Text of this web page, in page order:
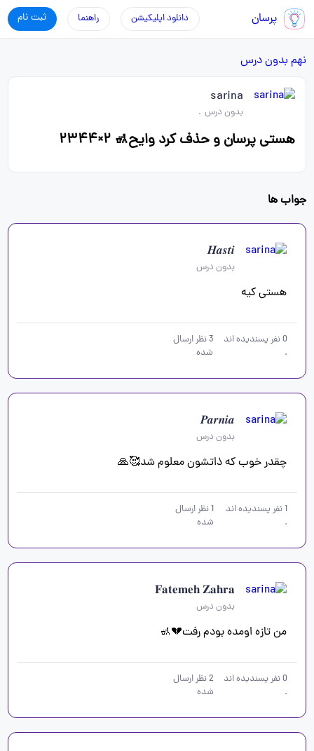
پرسان ثبت نام راهنما دانلود اپلیکیشن
نهم بدون درس
sarina
بدون درس .
هستی پرسان و حذف کرد وایح🚮 ۲×۲۳۴۴
جواب ها
𝑯𝒂𝒔𝒕𝒊
بدون درس
هستی کیه
0نفر پسندیده اند
.
3نظر ارسال
شده
𝑷𝒂𝒓𝒏𝒊𝒂
بدون درس
چقدر خوب که ذاتشون معلوم شد🥰🙏
1نفر پسندیده اند
.
1نظر ارسال
شده
𝐅𝐚𝐭𝐞𝐦𝐞𝐡 𝐙𝐚𝐡𝐫𝐚
بدون درس
من تازه‌ اومده بودم رفت💔🚮
0نفر پسندیده اند
.
2نظر ارسال
شده